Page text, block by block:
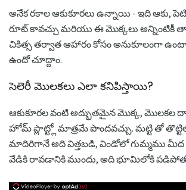
అనేక రకాల ఆకుకూరలు ఉన్నాయి - ఇది ఆకు,
రూట్ కావచ్చు మరియు ఈ మొక్కలు
చికిత్స తర్వాత ఆహారం కోసం అనుకూలంగా
ఉందో చూద్దాం.
సెలెరీ మొలకలు ఎలా కనిపిస్తాయి?
ఆకుకూరల వంటి అద్భుతమైన మొక్క, మొలకల
హోమ్ ప్లాట్ట్లో మాత్రమే పొందవచ్చు. మట్టి తో
మాదిరిగానే అది విత్తబడి, విండోలో గుమ్మము మీద
వేడికి రావడానికి ముందు, అది భూమిలోకి